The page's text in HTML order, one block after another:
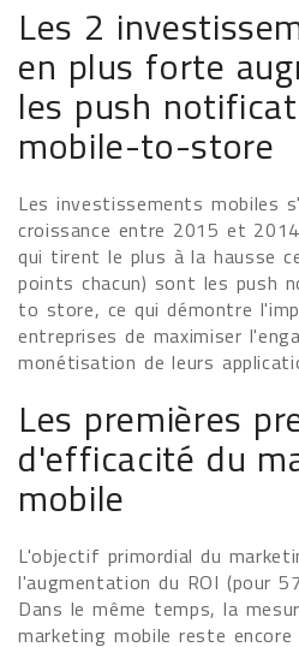
Les 2
en plus forte
les push
mobile-to-store
Les investissements mobiles
croissance entre 2015 et
qui tirent le plus à la hausse
points chacun) sont les push
to store, ce qui démontre
entreprises de maximiser
monétisation de leurs
Les premières
d'efficacité du
mobile
L'objectif primordial du
l'augmentation du ROI (pour
Dans le même temps, la
marketing mobile reste